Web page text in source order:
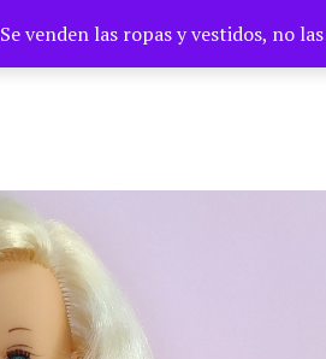
Se venden las ropas y vestidos, no